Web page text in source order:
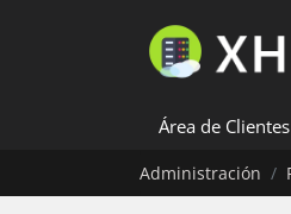
Área de Clientes
Administración